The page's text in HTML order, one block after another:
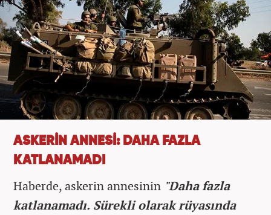
ASKERİN ANNESİ: DAHA FAZLA
KATLANAMADI
Haberde, askerin annesinin "Daha fazla
katlanamadı. Sürekli olarak rüyasında